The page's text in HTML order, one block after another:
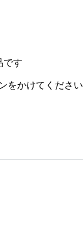
です
をかけてください